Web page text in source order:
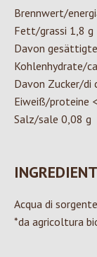
Brennwert/
Fett/grassi 1,8 g
Davon
Kohlenhydrate/
Davon Zucker/di
Eiweiß/proteine
Salz/sale 0,08 g
Acqua di
*da agricoltura